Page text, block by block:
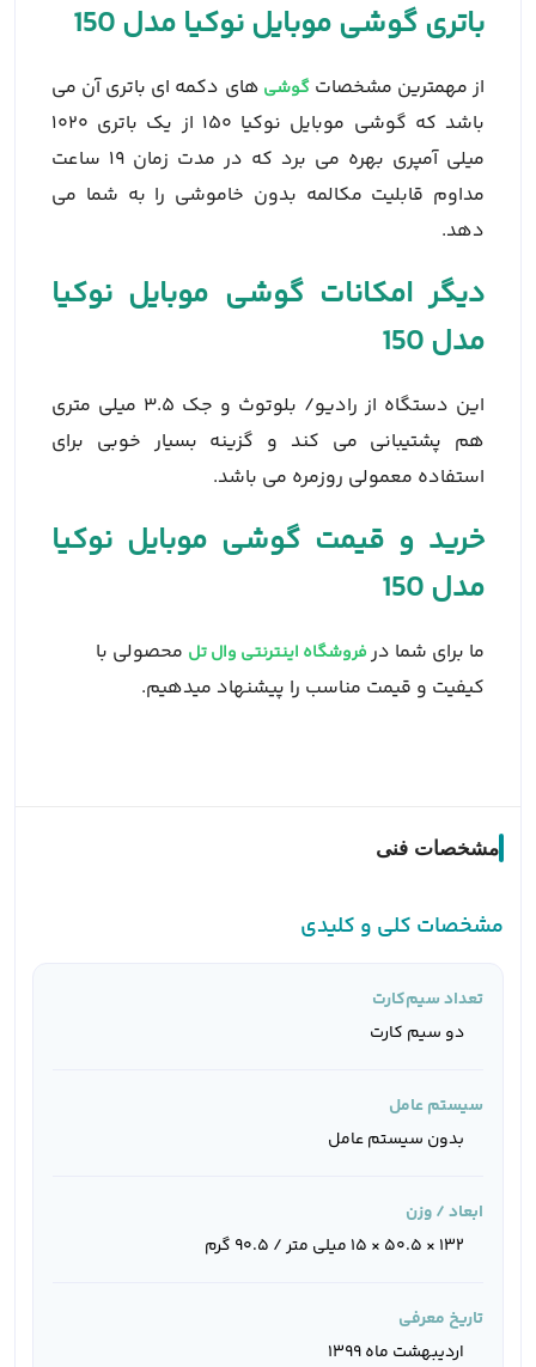
باتری گوشی موبایل نوکیا مدل 150
از مهمترین مشخصاتگوشی های دکمه ای باتری آن می
باشد که گوشی موبایل نوکیا ۱۵۰ از یک باتری ۱۰۲۰
میلی آمپری بهره می برد که در مدت زمان ۱۹ ساعت
مداوم قابلیت مکالمه بدون خاموشی را به شما می
دهد.
دیگر امکانات گوشی موبایل نوکیا
مدل 150
این دستگاه از رادیو/ بلوتوث و جک ۳.۵ میلی متری
هم پشتیبانی می کند و گزینه بسیار خوبی برای
استفاده معمولی روزمره می باشد.
خرید و قیمت گوشی موبایل نوکیا
مدل 150
ما برای شما درفروشگاه اینترنتی وال تل محصولی با
کیفیت و قیمت مناسب را پیشنهاد میدهیم.
مشخصات فنی
مشخصات کلی و کلیدی
تعداد سیم‌کارت
دو سیم کارت
سیستم عامل
بدون سیستم عامل
ابعاد / وزن
132 × 50.5 × 15 میلی متر / 90.5 گرم
تاریخ معرفی
اردیبهشت ماه 1399